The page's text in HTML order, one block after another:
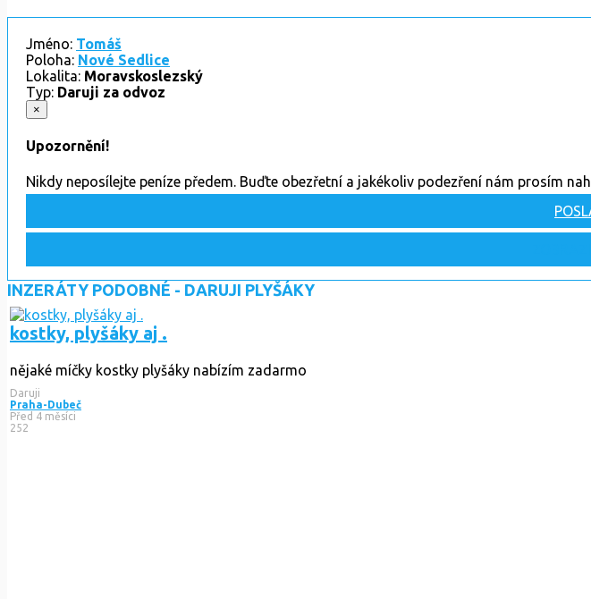
Jméno: Tomáš
Poloha: Nové Sedlice
Lokalita: Moravskoslezský
Typ: Daruji za odvoz
×
Upozornění!
Nikdy neposílejte peníze předem. Buďte obezřetní a jakékoliv podezření nám prosím
INZERÁTY PODOBNÉ - DARUJI PLYŠÁKY
kostky, plyšáky aj .
nějaké míčky kostky plyšáky nabízím zadarmo
Daruji
Praha-Dubeč
Před 4 měsíci
252